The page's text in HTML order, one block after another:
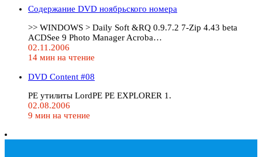
Содержание DVD ноябрьского номера
>> WINDOWS > Daily Soft &RQ 0.9.7.2 7-Zip 4.43 beta
ACDSee 9 Photo Manager Acroba…
02.11.2006
14 мин на чтение
DVD Content #08
PE утилиты LordPE PE EXPLORER 1.
02.08.2006
9 мин на чтение